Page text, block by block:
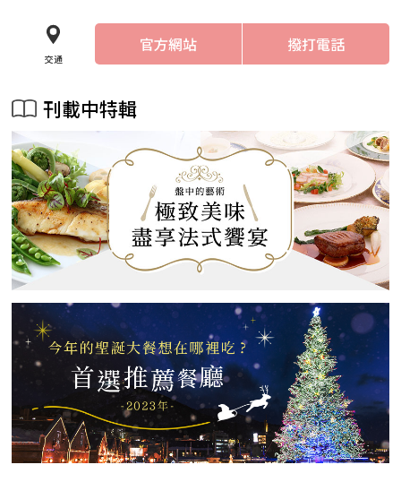
交通
官方網站 撥打電話
刊載中特輯